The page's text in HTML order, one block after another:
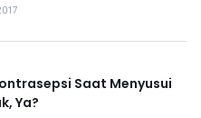
Saat Menyusui
Ya?